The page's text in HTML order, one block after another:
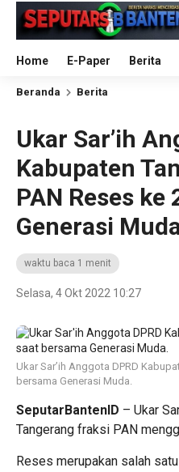
Home E-Paper Berita
Beranda Berita
Ukar Sar’ih
Kabupaten
PAN Reses ke
Generasi
waktu baca 1 menit
Selasa, 4 Okt 2022 10:27
Ukar Sar’ih Anggota DPRD
bersama Generasi Muda.
SeputarBantenID – Ukar
Tangerang fraksi PAN
Reses merupakan salah